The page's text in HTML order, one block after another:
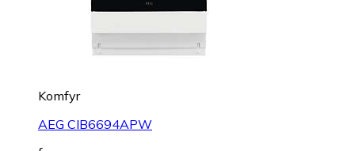
Komfyr
AEG CIB6694APW